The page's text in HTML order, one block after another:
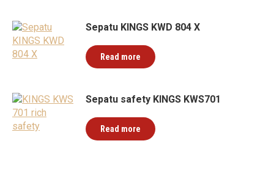
Sepatu KINGS KWD 804 X
Read more
Sepatu safety KINGS KWS701
Read more